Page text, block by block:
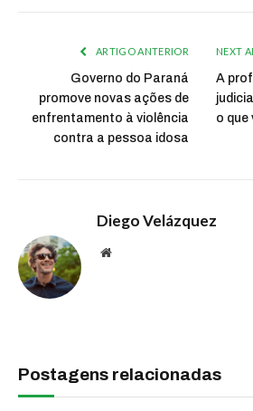
ARTIGO ANTERIOR
Governo do Paraná
promove novas ações de
enfrentamento à violência
contra a pessoa idosa
NEXT
A
o que
Diego Velázquez
Website
Postagens relacionadas